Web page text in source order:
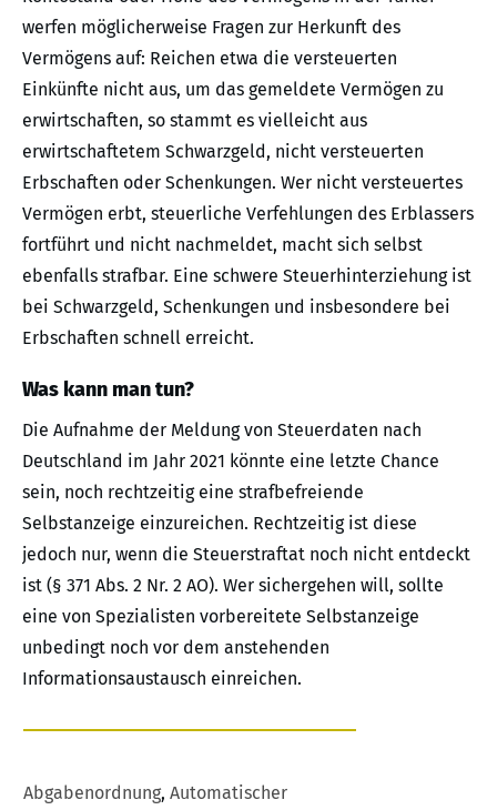
werfen möglicherweise Fragen zur Herkunft des
Vermögens auf: Reichen etwa die versteuerten
Einkünfte nicht aus, um das gemeldete Vermögen zu
erwirtschaften, so stammt es vielleicht aus
erwirtschaftetem Schwarzgeld, nicht versteuerten
Erbschaften oder Schenkungen. Wer nicht versteuertes
Vermögen erbt, steuerliche Verfehlungen des Erblassers
fortführt und nicht nachmeldet, macht sich selbst
ebenfalls strafbar. Eine schwere Steuerhinterziehung ist
bei Schwarzgeld, Schenkungen und insbesondere bei
Erbschaften schnell erreicht.
Was kann man tun?
Die Aufnahme der Meldung von Steuerdaten nach
Deutschland im Jahr 2021 könnte eine letzte Chance
sein, noch rechtzeitig eine strafbefreiende
Selbstanzeige einzureichen. Rechtzeitig ist diese
jedoch nur, wenn die Steuerstraftat noch nicht entdeckt
ist (§ 371 Abs. 2 Nr. 2 AO). Wer sichergehen will, sollte
eine von Spezialisten vorbereitete Selbstanzeige
unbedingt noch vor dem anstehenden
Informationsaustausch einreichen.
Abgabenordnung, Automatischer